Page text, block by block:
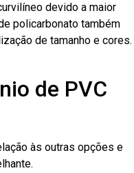
devido a maior
policarbonato também
de tamanho e cores.
de PVC
às outras opções e